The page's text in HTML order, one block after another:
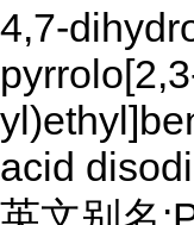
4,7-
acid